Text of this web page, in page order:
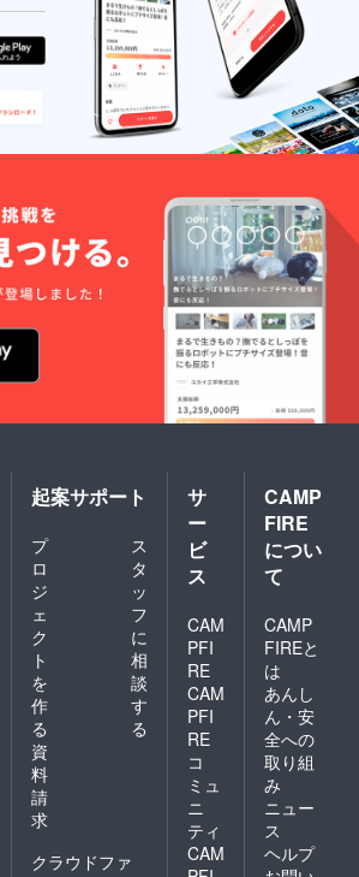
起案サポート
プ
ロ
ジ
ェ
ク
ト
を
作
る
ス
タ
ッ
フ
に
相
談
す
る
資
料
請
求
クラウドファ
サ
ー
ビ
ス
CAM
PFI
RE
CAM
PFI
RE
コ
ミュ
ニ
ティ
CAM
CAMP
FIRE
につい
て
CAMP
FIREと
は
あんし
ん・安
全への
取り組
み
ニュー
ス
ヘルプ